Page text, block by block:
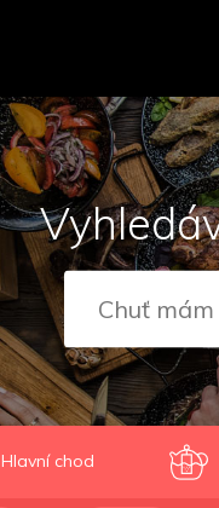
Hlavní chod